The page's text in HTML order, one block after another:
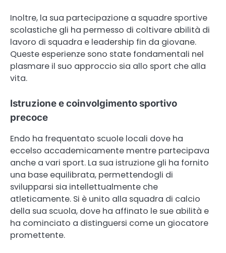
Inoltre, la sua partecipazione a squadre sportive
scolastiche gli ha permesso di coltivare abilità di
lavoro di squadra e leadership fin da giovane.
Queste esperienze sono state fondamentali nel
plasmare il suo approccio sia allo sport che alla
vita.
Istruzione e coinvolgimento sportivo
precoce
Endo ha frequentato scuole locali dove ha
eccelso accademicamente mentre partecipava
anche a vari sport. La sua istruzione gli ha fornito
una base equilibrata, permettendogli di
svilupparsi sia intellettualmente che
atleticamente. Si è unito alla squadra di calcio
della sua scuola, dove ha affinato le sue abilità e
ha cominciato a distinguersi come un giocatore
promettente.